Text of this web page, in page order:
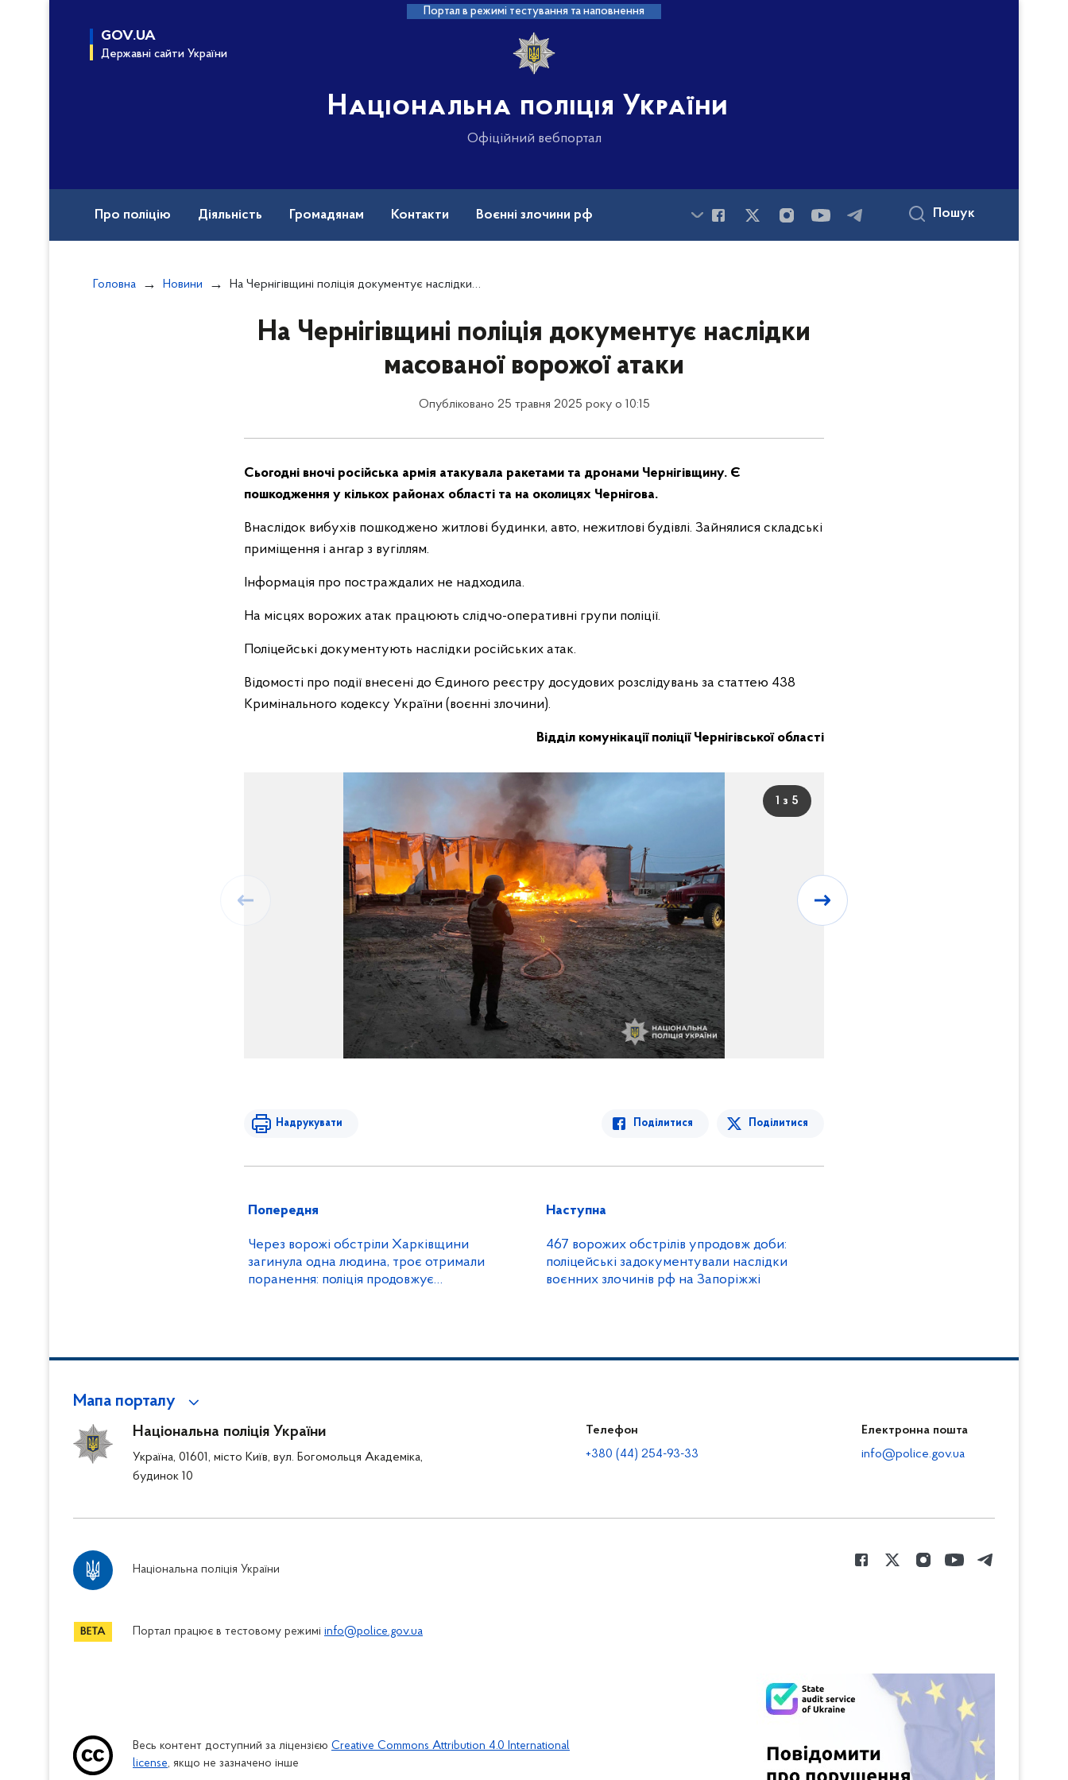
Портал в режимі тестування та наповнення
GOV.UA
Державні сайти України
Національна поліція України
Офіційний вебпортал
Про поліцію Діяльність Громадянам Контакти Воєнні злочини рф Пошук
Головна Новини На Чернігівщині поліція документує наслідки масованої ворожої атаки
На Чернігівщині поліція документує наслідки
масованої ворожої атаки
Опубліковано 25 травня 2025 року о 10:15
Сьогодні вночі російська армія атакувала ракетами та дронами Чернігівщину. Є
пошкодження у кількох районах області та на околицях Чернігова.
Внаслідок вибухів пошкоджено житлові будинки, авто, нежитлові будівлі. Зайнялися складські
приміщення і ангар з вугіллям.
Інформація про постраждалих не надходила.
На місцях ворожих атак працюють слідчо-оперативні групи поліції.
Поліцейські документують наслідки російських атак.
Відомості про події внесені до Єдиного реєстру досудових розслідувань за статтею 438
Кримінального кодексу України (воєнні злочини).
Відділ комунікації поліції Чернігівської області
1 з 5
Надрукувати Поділитися Поділитися
Попередня
Через ворожі обстріли Харківщини
загинула одна людина, троє отримали
поранення: поліція продовжує
Наступна
467 ворожих обстрілів упродовж доби:
поліцейські задокументували наслідки
воєнних злочинів рф на Запоріжжі
Мапа порталу
Національна поліція України
Україна, 01601, місто Київ, вул. Богомольця Академіка,
будинок 10
Телефон
+380 (44) 254-93-33
Електронна пошта
info@police.gov.ua
Національна поліція України
Портал працює в тестовому режимі info@police.gov.ua
Весь контент доступний за ліцензією Creative Commons Attribution 4.0 International
license, якщо не зазначено інше